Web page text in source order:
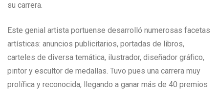
su carrera.
Este genial artista portuense desarrolló numerosas facetas
artísticas: anuncios publicitarios, portadas de libros,
carteles de diversa temática, ilustrador, diseñador gráfico,
pintor y escultor de medallas. Tuvo pues una carrera muy
prolífica y reconocida, llegando a ganar más de 40 premios